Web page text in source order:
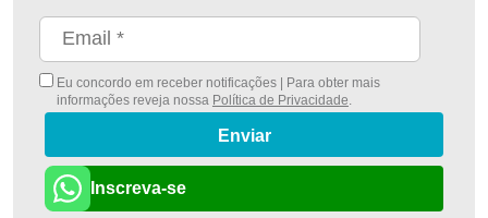
Eu concordo em receber notificações | Para obter mais
informações reveja nossa Política de Privacidade
Enviar
Inscreva-se